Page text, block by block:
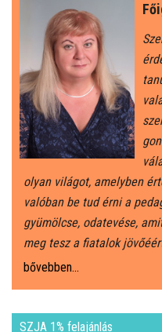
olyan világot, amelyben
valóban be tud érni a
gyümölcse, odatevése,
meg tesz a fiatalok
bővebben...
SZJA 1% felajánlás